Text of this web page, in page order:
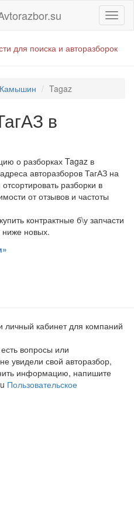
для поиска и авторазборок
Камышин Tagaz
в
о разборках Tagaz в
авторазборов ТагАЗ на
разборки в
от отзывов и частоты
контрактные б\у запчасти
ниже новых.
личный кабинет для компаний
вопросы или
увидели свой авторазбор,
информацию, напишите
Пользовательское